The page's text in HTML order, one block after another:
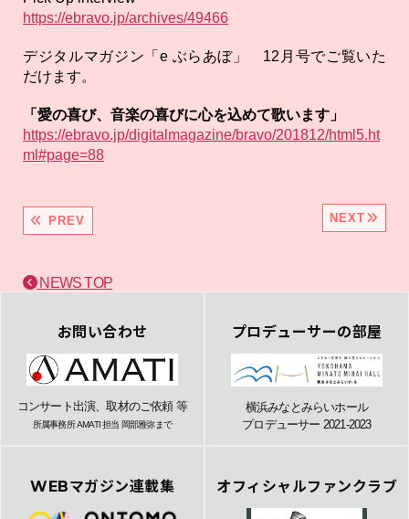
https://ebravo.jp/archives/49466
デジタルマガジン「e ぶらあぼ」 12月号でご覧いた
だけます。
「愛の喜び、音楽の喜びに心を込めて歌います」
https://ebravo.jp/digitalmagazine/bravo/201812/html5.ht
ml#page=88
PREV NEXT
NEWS TOP
お問い合わせ
コンサート出演、取材のご依頼 等
所属事務所 AMATI 担当 岡部雅弥まで
プロデューサーの部屋
横浜みなとみらいホール
プロデューサー 2021-2023
WEBマガジン連載集 オフィシャルファンクラブ